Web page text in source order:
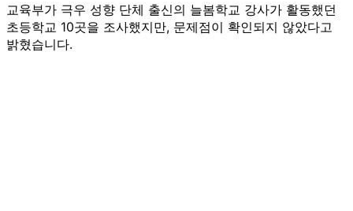
교육부가 극우 성향 단체 출신의 늘봄학교 강사가 활동했던
초등학교 10곳을 조사했지만, 문제점이 확인되지 않았다고
밝혔습니다.